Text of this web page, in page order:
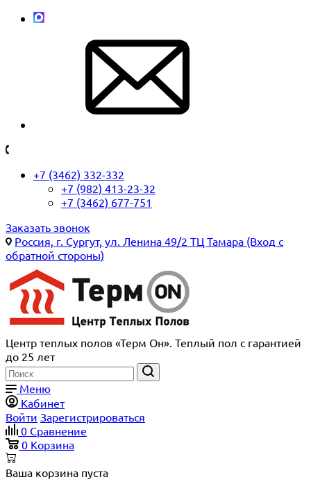
+7 (3462) 332-332
+7 (982) 413-23-32
+7 (3462) 677-751
Заказать звонок
Россия, г. Сургут, ул. Ленина 49/2 ТЦ Тамара (Вход с
обратной стороны)
Центр теплых полов «Терм Он». Теплый пол с гарантией
до 25 лет
Меню
Кабинет
Войти Зарегистрироваться
0 Сравнение
0 Корзина
Ваша корзина пуста